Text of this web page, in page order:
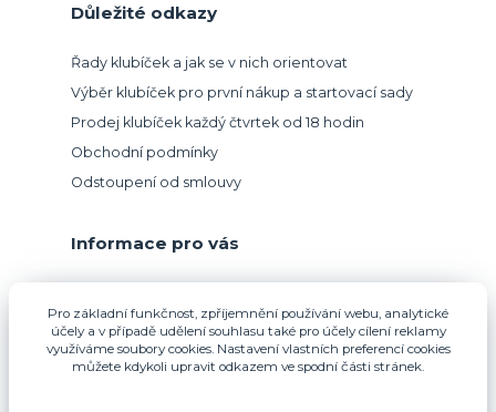
Důležité odkazy
Řady klubíček a jak se v nich orientovat
Výběr klubíček pro první nákup a startovací sady
Prodej klubíček každý čtvrtek od 18 hodin
Obchodní podmínky
Odstoupení od smlouvy
Informace pro vás
Pro základní funkčnost, zpříjemnění používání webu, analytické
účely a v případě udělení souhlasu také pro účely cílení reklamy
využíváme soubory cookies. Nastavení vlastních preferencí cookies
můžete kdykoli upravit odkazem ve spodní části stránek.